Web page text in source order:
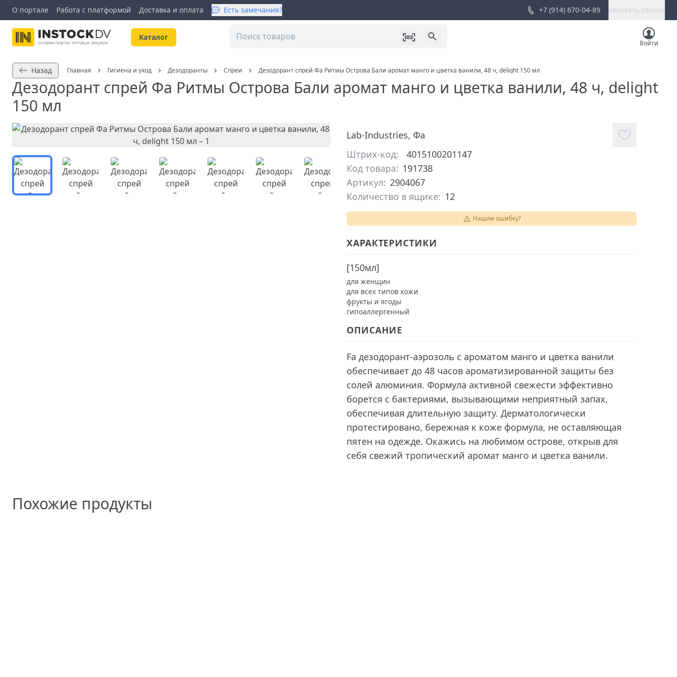
О портале Работа с платформой Доставка и оплата Есть замечания? +7 (914) 670-04-89 Заказать звонок
Kаталог
Войти
Назад Главная Гигиена и уход Дезодоранты Спреи Дезодорант спрей Фа Ритмы Острова Бали аромат манго и цветка ванили, 48 ч, delight 150 мл
Дезодорант спрей Фа Ритмы Острова Бали аромат манго и цветка ванили, 48 ч, delight
150 мл
Lab-Industries, Фа
Штрих-код:
4015100201147
Код товара: 191738
Артикул: 2904067
Количество в ящике: 12
Нашли ошибку?
ХАРАКТЕРИСТИКИ
[150мл]
для женщин
для всех типов кожи
фрукты и ягоды
гипоаллергенный
ОПИСАНИЕ
Fa дезодорант-аэрозоль с ароматом манго и цветка ванили
обеспечивает до 48 часов ароматизированной защиты без
солей алюминия. Формула активной свежести эффективно
борется с бактериями, вызывающими неприятный запах,
обеспечивая длительную защиту. Дерматологически
протестировано, бережная к коже формула, не оставляющая
пятен на одежде. Окажись на любимом острове, открыв для
себя свежий тропический аромат манго и цветка ванили.
Похожие продукты